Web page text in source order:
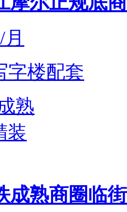
字楼配套
成熟商圈临